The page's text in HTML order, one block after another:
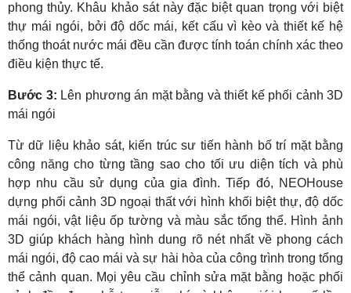
phong thủy. Khâu khảo sát này đặc biệt quan trọng với biệt
thự mái ngói, bởi độ dốc mái, kết cấu vì kèo và thiết kế hệ
thống thoát nước mái đều cần được tính toán chính xác theo
điều kiện thực tế.
Bước 3: Lên phương án mặt bằng và thiết kế phối cảnh 3D
mái ngói
Từ dữ liệu khảo sát, kiến trúc sư tiến hành bố trí mặt bằng
công năng cho từng tầng sao cho tối ưu diện tích và phù
hợp nhu cầu sử dụng của gia đình. Tiếp đó, NEOHouse
dựng phối cảnh 3D ngoại thất với hình khối biệt thự, độ dốc
mái ngói, vật liệu ốp tường và màu sắc tổng thể. Hình ảnh
3D giúp khách hàng hình dung rõ nét nhất về phong cách
mái ngói, độ cao mái và sự hài hòa của công trình trong tổng
thể cảnh quan. Mọi yêu cầu chỉnh sửa mặt bằng hoặc phối